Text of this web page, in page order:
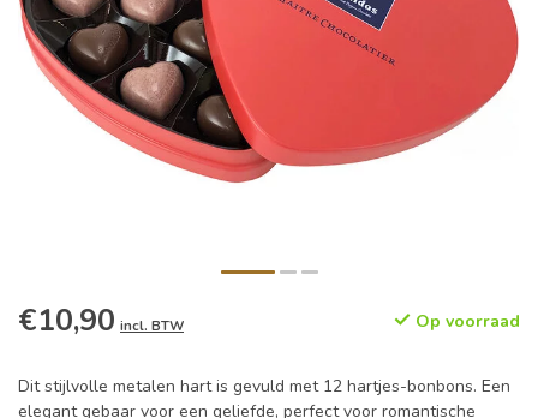
€10,90 incl. BTW Op voorraad
Dit stijlvolle metalen hart is gevuld met 12 hartjes-bonbons. Een
elegant gebaar voor een geliefde, perfect voor romantische